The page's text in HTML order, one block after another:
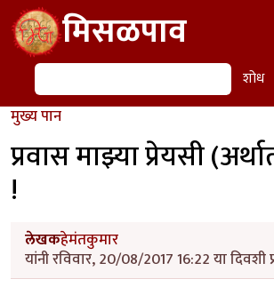
Skip to main contentमिसळपाव
शोध शोध
मुख्य पान
प्रवास माझ्या प्रेयसी
!
लेखकहेमंतकुमार
यांनी रविवार, 20/08/2017 16:22 या